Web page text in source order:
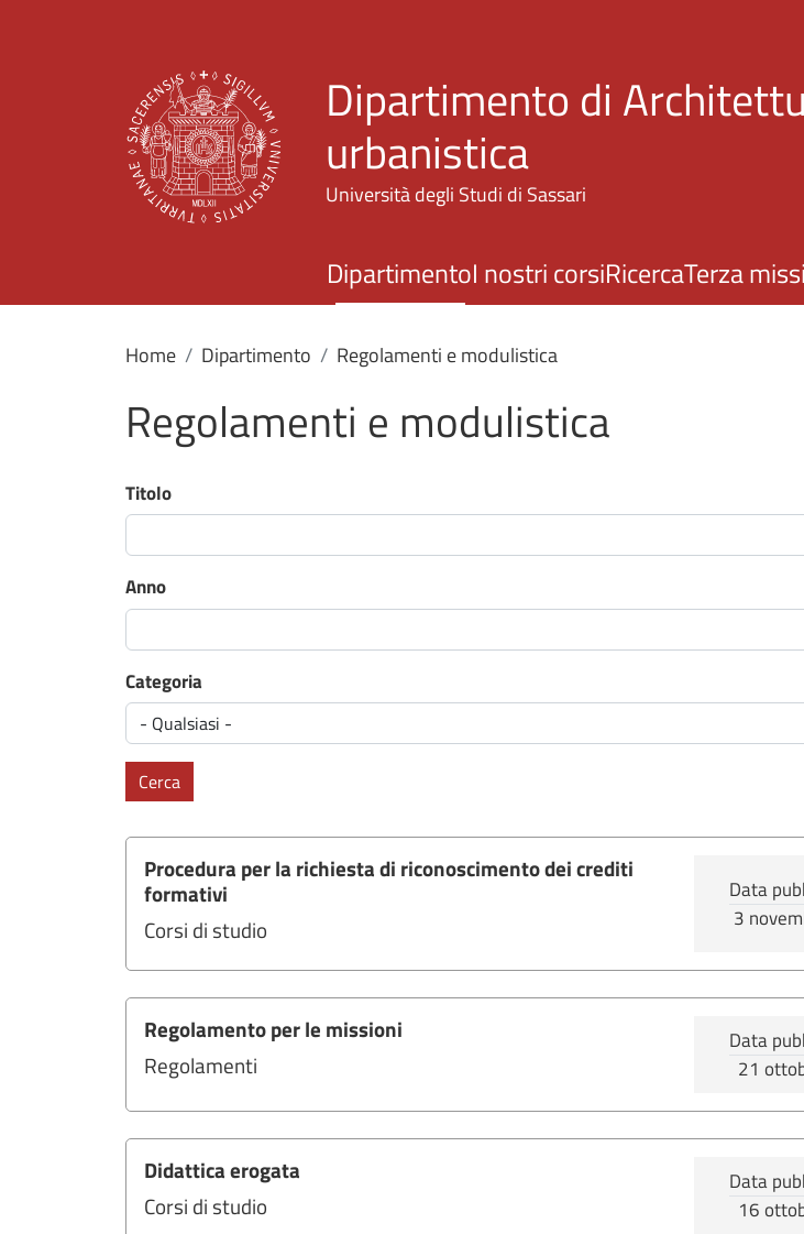
Dipartimento di
urbanistica
Università degli Studi di Sassari
DipartimentoI nostri corsiRicercaTerza
Home Dipartimento Regolamenti e modulistica
Regolamenti e modulistica
Titolo
Anno
Categoria
Cerca
Procedura per la richiesta di riconoscimento dei crediti
formativi
Corsi di studio
Data
3
Regolamento per le missioni
Regolamenti
Data
21
Didattica erogata
Corsi di studio
Data
16